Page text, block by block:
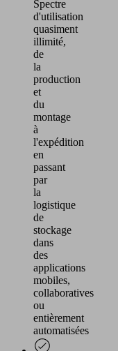
pour
intégrer
certains
contenus
vidéos
susceptibles
collecter
données
votre
activité.
Veuillez
consulter
détails
accepter
service
pour
regarder
cette
Spectre
d'utilisation
quasiment
illimité,
de
la
production
et
du
montage
à
l'expédition
en
passant
par
la
logistique
de
stockage
dans
des
applications
mobiles,
collaboratives
ou
entièrement
automatisées